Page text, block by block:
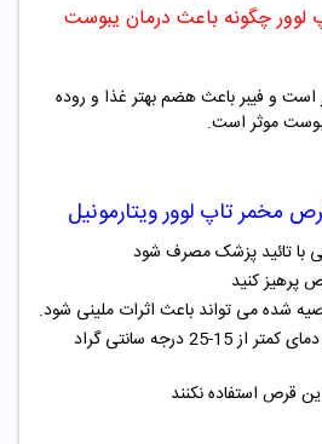
لوور چگونه باعث درمان یبوست
است و فیبر باعث هضم بهتر غذا و روده
موثر است.
مخمر تاپ لوور ویتارمونیل
با تائید پزشک مصرف شود
کنید
شده می تواند باعث اثرات ملینی شود.
در جای خشک و خنک و دمای کمتر از 15-25 درجه سانتی گراد
قرص استفاده نکنند